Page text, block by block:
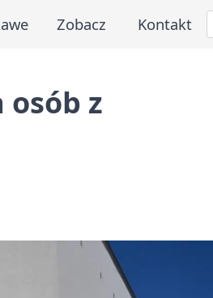
Zobacz Kontakt
osób z